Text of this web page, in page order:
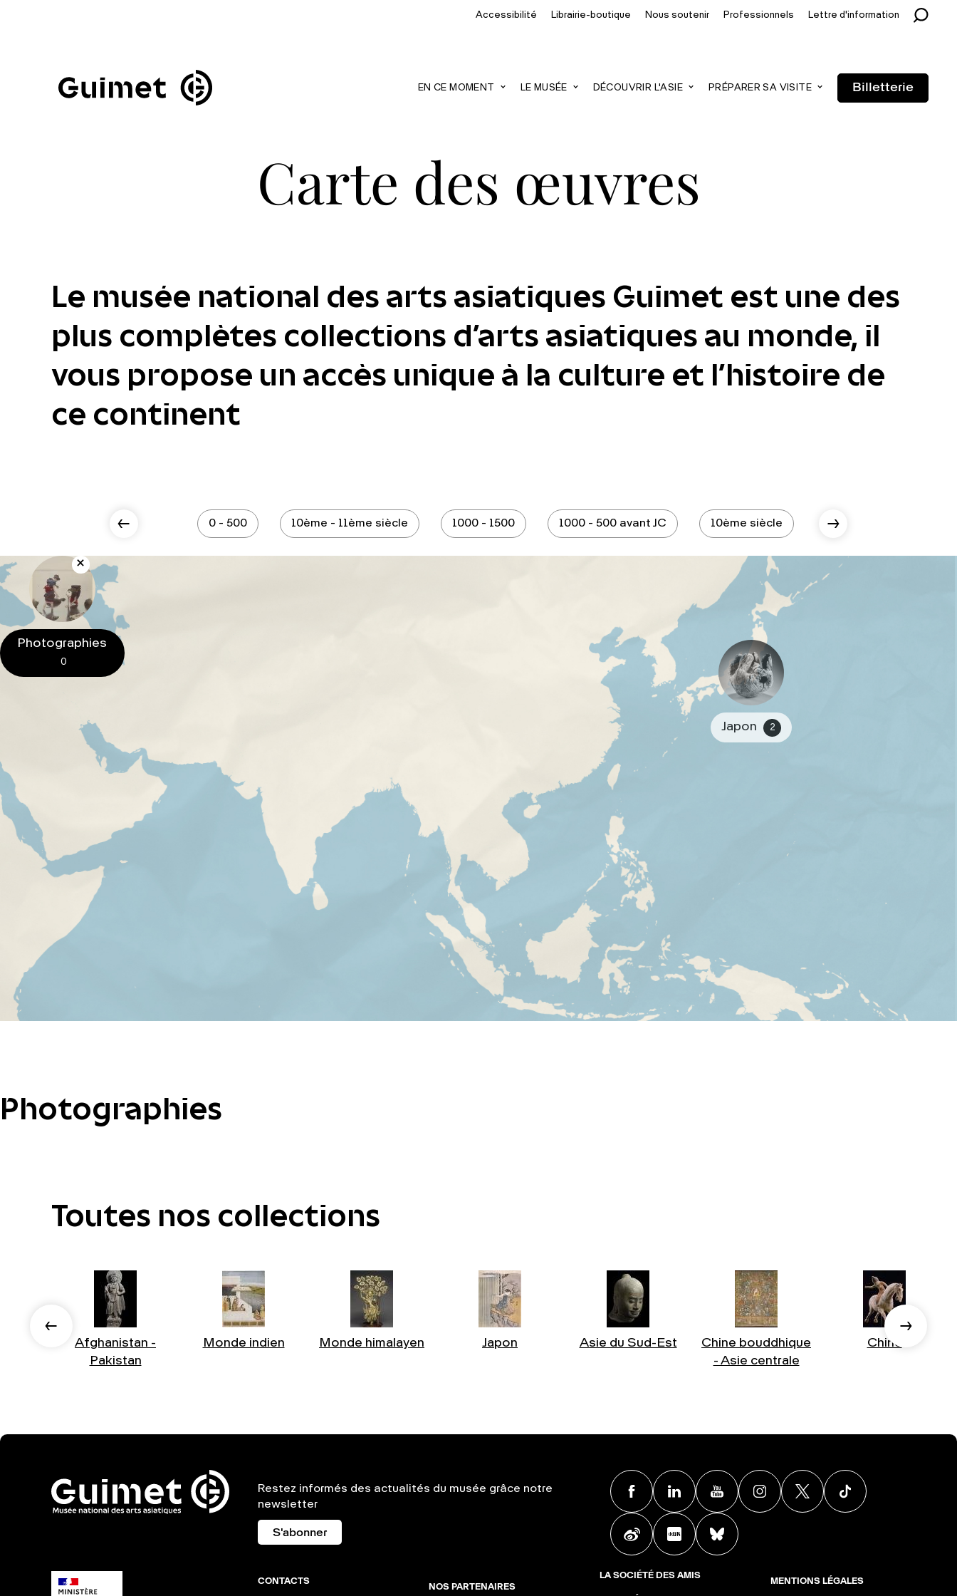
EN CE MOMENT LE MUSÉE DÉCOUVRIR L'ASIE PRÉPARER SA VISITE Billetterie
Accessibilité Librairie-boutique Nous soutenir Professionnels Lettre d'information
Carte des œuvres
Le musée national des arts asiatiques Guimet est une des
plus complètes collections d'arts asiatiques au monde, il
vous propose un accès unique à la culture et l’histoire de
ce continent
0 - 500 10ème - 11ème siècle 1000 - 1500 1000 - 500 avant JC 10ème siècle 10ème siècle - époque
Japon 2
Photographies
0
Photographies
Toutes nos collections
Afghanistan -
Pakistan
Monde indien Monde himalayen Japon Asie du Sud-Est
Chine bouddhique
- Asie centrale
Chine
Restez informés des actualités du musée grâce notre
newsletter
S'abonner
FacebookLinkedin Youtube Instagram
Weibo Xiaohongshu
CONTACTS
NOS PARTENAIRES
LA SOCIÉTÉ DES AMIS
MENTIONS LÉGALES